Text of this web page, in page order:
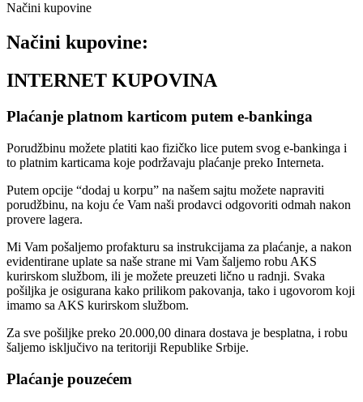
Načini kupovine
Načini kupovine:
INTERNET KUPOVINA
Plaćanje platnom karticom putem e-bankinga
Porudžbinu možete platiti kao fizičko lice putem svog e-bankinga i
to platnim karticama koje podržavaju plaćanje preko Interneta.
Putem opcije “dodaj u korpu” na našem sajtu možete napraviti
porudžbinu, na koju će Vam naši prodavci odgovoriti odmah nakon
provere lagera.
Mi Vam pošaljemo profakturu sa instrukcijama za plaćanje, a nakon
evidentirane uplate sa naše strane mi Vam šaljemo robu AKS
kurirskom službom, ili je možete preuzeti lično u radnji. Svaka
pošiljka je osigurana kako prilikom pakovanja, tako i ugovorom koji
imamo sa AKS kurirskom službom.
Za sve pošiljke preko 20.000,00 dinara dostava je besplatna, i robu
šaljemo isključivo na teritoriji Republike Srbije.
Plaćanje pouzećem